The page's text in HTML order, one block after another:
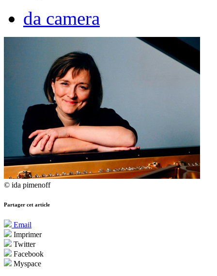
da camera
© ida pimenoff
Partager cet article
Email
Imprimer
Twitter
Facebook
Myspace